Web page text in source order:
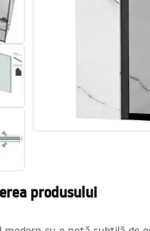
Baterii sanitare
Dusuri
produsului